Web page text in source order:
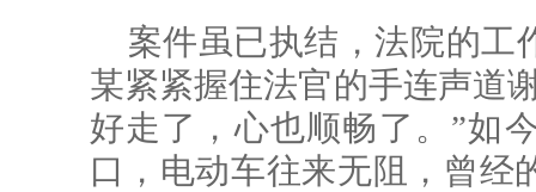
案件虽已执结，法院的工
某紧紧握住法官的手连声道
好走了，心也顺畅了。”如
口，电动车往来无阻，曾经